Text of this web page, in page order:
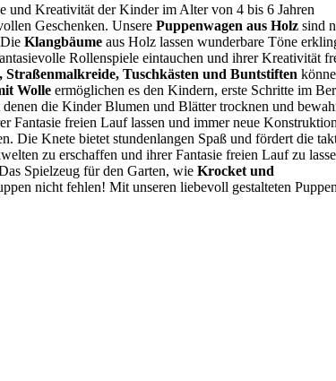
und Kreativität der Kinder im Alter von 4 bis 6 Jahren
Geschenken. Unsere Puppenwagen aus Holz sind
Klangbäume aus Holz lassen wunderbare Töne
Rollenspiele eintauchen und ihrer Kreativität
Straßenmalkreide, Tuschkästen und Buntstiften
Wolle ermöglichen es den Kindern, erste Schritte im
die Kinder Blumen und Blätter trocknen und
Fantasie freien Lauf lassen und immer neue
Die Knete bietet stundenlangen Spaß und fördert die
zu erschaffen und ihrer Fantasie freien Lauf zu
Spielzeug für den Garten, wie Krocket und
nicht fehlen! Mit unseren liebevoll gestalteten